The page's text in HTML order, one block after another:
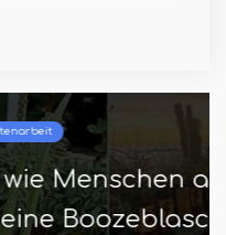
auf
in